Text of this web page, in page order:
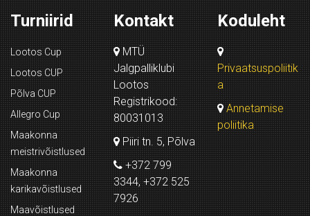
Turniirid
Lootos Cup
Lootos CUP
Põlva CUP
Allegro Cup
Maakonna
meistrivõistlused
Maakonna
karikavõistlused
Maavõistlused
Kontakt
MTÜ
Jalgpalliklubi
Lootos
Registrikood:
80031013
Piiri tn. 5, Põlva
+372 799
3344, +372 525
7926
Koduleht
Privaatsuspoliitik
a
Annetamise
poliitika